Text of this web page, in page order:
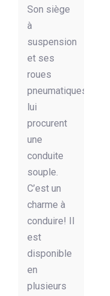
Son siège
à
suspension
et ses
roues
pneumatiques
lui
procurent
une
conduite
souple.
C’est un
charme à
conduire! Il
est
disponible
en
plusieurs